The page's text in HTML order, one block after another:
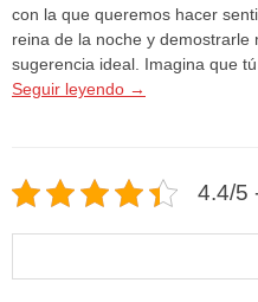
con la que queremos hacer
reina de la noche y demostrarle
sugerencia ideal. Imagina que
Seguir leyendo →
4.4/5